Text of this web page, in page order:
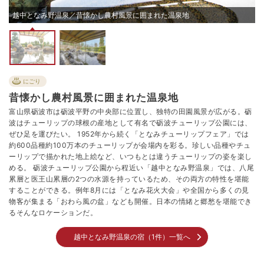
越中となみ野温泉／昔懐かし農村風景に囲まれた温泉地
にごり
昔懐かし農村風景に囲まれた温泉地
富山県砺波市は砺波平野の中央部に位置し、独特の田園風景が広がる。砺
波はチューリップの球根の産地として有名で砺波チューリップ公園には、
ぜひ足を運びたい。 1952年から続く「となみチューリップフェア」では
約600品種約100万本のチューリップが会場内を彩る。珍しい品種やチュ
ーリップで描かれた地上絵など、いつもとは違うチューリップの姿を楽し
める。 砺波チューリップ公園から程近い「越中となみ野温泉」では、八尾
累層と医王山累層の2つの水源を持っているため、その両方の特性を堪能
することができる。例年8月には「となみ花火大会」や全国から多くの見
物客が集まる「おわら風の盆」なども開催。日本の情緒と郷愁を堪能でき
るそんなロケーションだ。
越中となみ野温泉の宿（1件）一覧へ